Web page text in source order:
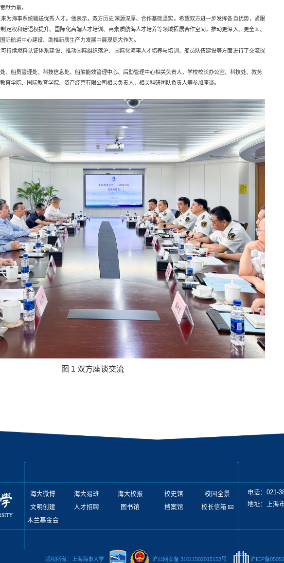
献力量。
为海事系统输送优秀人才。他表示，双方历史渊源深厚、合作基础坚实。希望双方进一步发挥各自优势，紧跟
定权和话语权提升、国际化高端人才培训、高素质航海人才培养等领域拓展合作空间，推动更深入、更全面、
际航运中心建设、助推新质生产力发展中展现更大作为。
持续燃料认证体系建设、推动国际组织落沪、国际化海事人才培养与培训、船员队伍建设等方面进行了交流探
、船员管理处、科技信息处、船舶能效管理中心、后勤管理中心相关负责人，学校校长办公室、科技处、教务
育学院、国际教育学院、资产经营有限公司相关负责人，相关科研团队负责人等参加座谈。
图 1 双方座谈交流
海大微博 海大易班 海大校报 校史馆
校园全景
文明创建
人才招聘 图书馆 档案馆
校长信箱
木兰基金会
电话：021-
地址：上海
版权所有：上海海事大学 沪公网安备 31011502015153号 沪ICP备